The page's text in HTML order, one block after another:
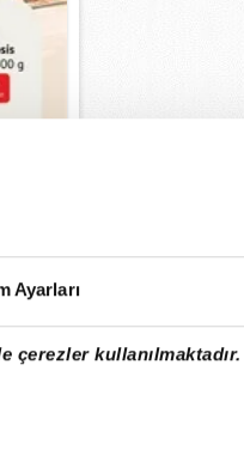
Ayarları
çerezler kullanılmaktadır.